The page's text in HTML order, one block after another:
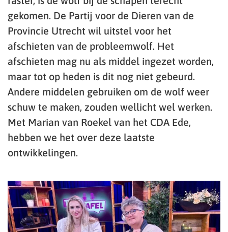
gekomen. De Partij voor de Dieren van de
Provincie Utrecht wil uitstel voor het
afschieten van de probleemwolf. Het
afschieten mag nu als middel ingezet worden,
maar tot op heden is dit nog niet gebeurd.
Andere middelen gebruiken om de wolf weer
schuw te maken, zouden wellicht wel werken.
Met Marian van Roekel van het CDA Ede,
hebben we het over deze laatste
ontwikkelingen.